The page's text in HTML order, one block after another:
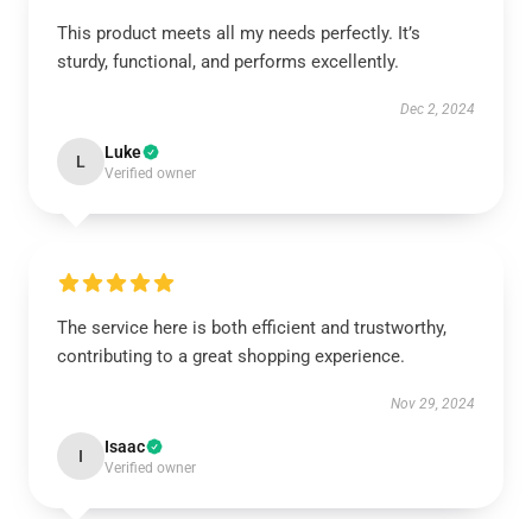
This product meets all my needs perfectly. It’s
sturdy, functional, and performs excellently.
Dec 2, 2024
L Luke
Verified owner
The service here is both efficient and trustworthy,
contributing to a great shopping experience.
Nov 29, 2024
I Isaac
Verified owner